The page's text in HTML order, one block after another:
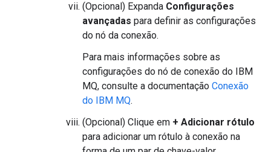
(Opcional) Expanda Configurações
avançadas para definir as configurações
do nó da conexão.
Para mais informações sobre as
configurações do nó de conexão do IBM
MQ, consulte a documentação Conexão
do IBM MQ.
(Opcional) Clique em + Adicionar rótulo
para adicionar um rótulo à conexão na